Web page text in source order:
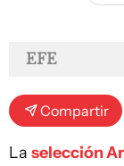
EFE
Compartir
La selección